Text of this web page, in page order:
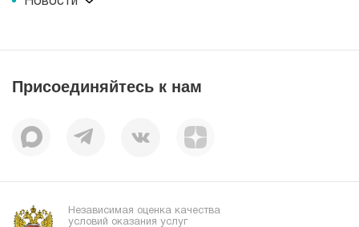
Пациентам
Миссия
Корпоративная социальная ответственность
Наши преимущества
Пресс-центр
Присоединяйтесь к нам
Независимая оценка качества
условий оказания услуг